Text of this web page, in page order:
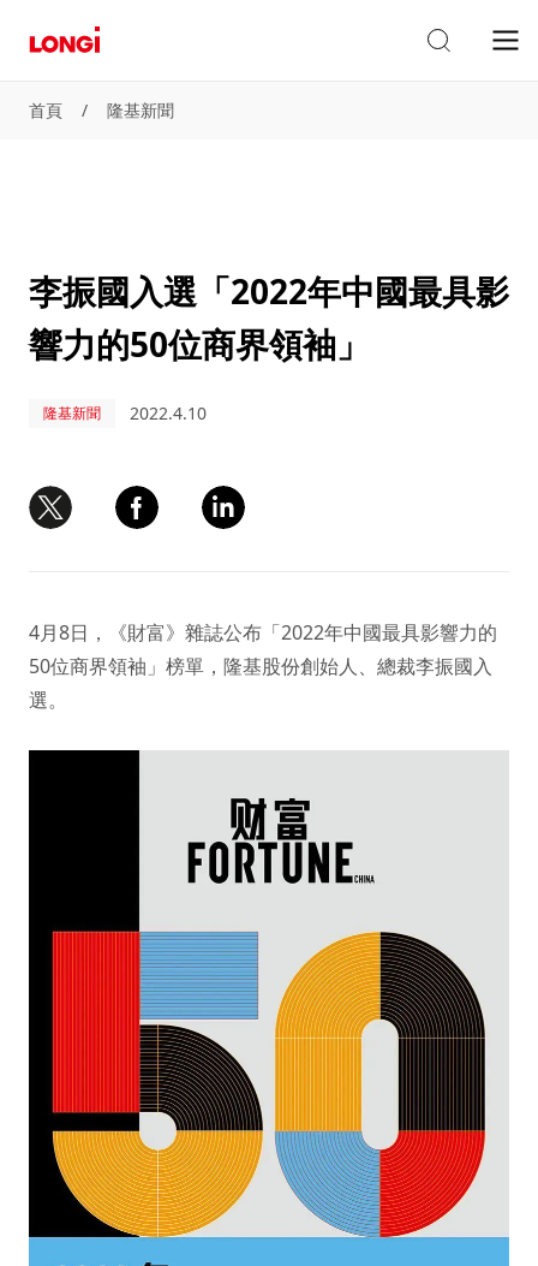
首頁 / 隆基新聞
李振國入選「2022年中國最具影
響力的50位商界領袖」
隆基新聞 2022.4.10
4月8日，《財富》雜誌公布「2022年中國最具影響力的
50位商界領袖」榜單，隆基股份創始人、總裁李振國入
選。